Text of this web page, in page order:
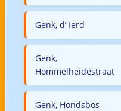
Genk, d’ Ierd
Genk,
Hommelheidestraat
Genk, Hondsbos